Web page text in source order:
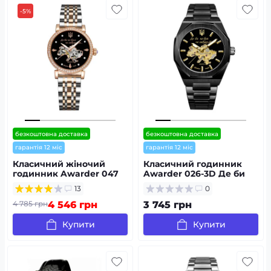
-5%
безкоштовна доставка
гарантія 12 міс
Класичний жіночий
годинник Awarder 047
Де би не була Silver-
Gold-Black,
водонепроникний
13
4 785 грн4 546 грн
Купити
безкоштовна доставка
гарантія 12 міс
Класичний годинник
Awarder 026-3D Де би
не був Black-Gold під
Індивідуальний дизайн,
сталевий ремінець
0
3 745 грн
Купити